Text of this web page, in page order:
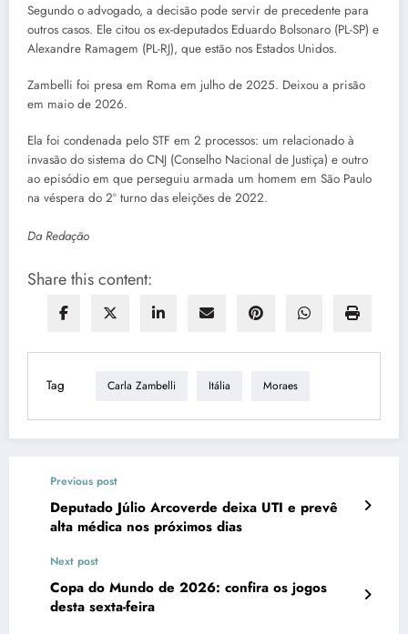
Segundo o advogado, a decisão pode servir de precedente para
outros casos. Ele citou os ex-deputados Eduardo Bolsonaro (PL-SP) e
Alexandre Ramagem (PL-RJ), que estão nos Estados Unidos.
Zambelli foi presa em Roma em julho de 2025. Deixou a prisão
em maio de 2026.
Ela foi condenada pelo STF em 2 processos: um relacionado à
invasão do sistema do CNJ (Conselho Nacional de Justiça) e outro
ao episódio em que perseguiu armada um homem em São Paulo
na véspera do 2º turno das eleições de 2022.
Da Redação
Share this content:
Tag Carla Zambelli Itália Moraes
Previous post
Deputado Júlio Arcoverde deixa UTI e prevê
alta médica nos próximos dias
Next post
Copa do Mundo de 2026: confira os jogos
desta sexta-feira